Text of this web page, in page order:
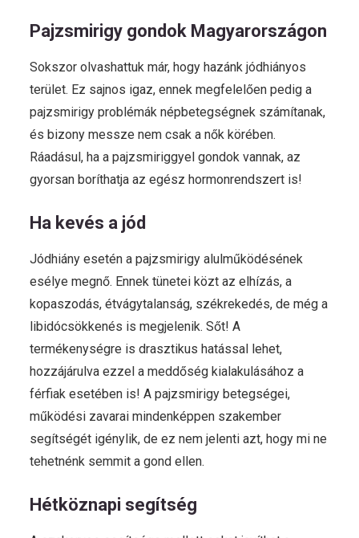
Pajzsmirigy gondok Magyarországon
Sokszor olvashattuk már, hogy hazánk jódhiányos
terület. Ez sajnos igaz, ennek megfelelően pedig a
pajzsmirigy problémák népbetegségnek számítanak,
és bizony messze nem csak a nők körében.
Ráadásul, ha a pajzsmiriggyel gondok vannak, az
gyorsan boríthatja az egész hormonrendszert is!
Ha kevés a jód
Jódhiány esetén a pajzsmirigy alulműködésének
esélye megnő. Ennek tünetei közt az elhízás, a
kopaszodás, étvágytalanság, székrekedés, de még a
libidócsökkenés is megjelenik. Sőt! A
termékenységre is drasztikus hatással lehet,
hozzájárulva ezzel a meddőség kialakulásához a
férfiak esetében is! A pajzsmirigy betegségei,
működési zavarai mindenképpen szakember
segítségét igénylik, de ez nem jelenti azt, hogy mi ne
tehetnénk semmit a gond ellen.
Hétköznapi segítség